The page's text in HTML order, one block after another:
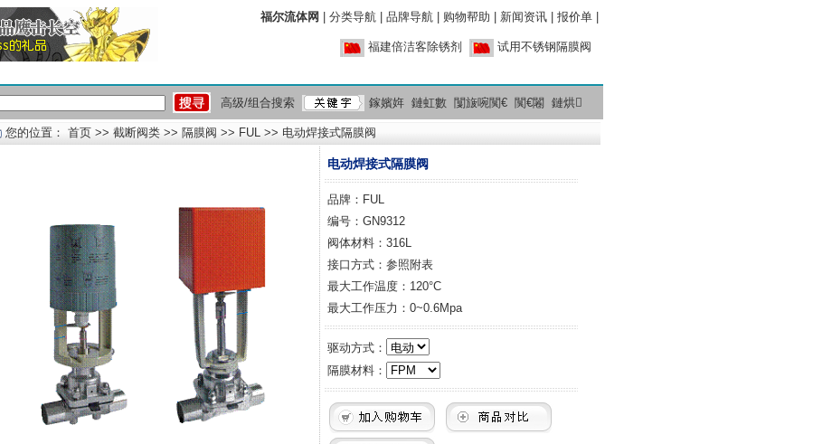
福尔流体网 分类导航 品牌导航 购物帮助 新闻资讯 报价单
福建倍洁客除锈剂 试用不锈钢隔膜阀
高级/组合搜索 鎵嬪姩 鏈虹數 闅旇啘闃€ 闃€闂 鏈烘
您的位置： 首页>> 截断阀类>> 隔膜阀 >> FUL>> 电动焊接式隔膜阀
电动焊接式隔膜阀
品牌： FUL
编号：GN9312
阀体材料：316L
接口方式：参照附表
最大工作温度：120°C
最大工作压力：0~0.6Mpa
驱动方式：
隔膜材料：